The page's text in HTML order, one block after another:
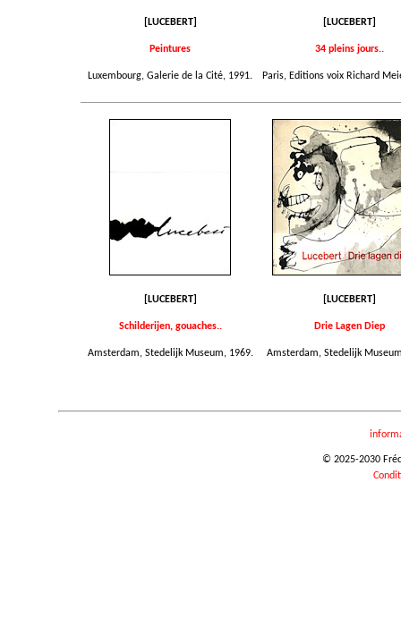
[LUCEBERT]
Peintures
Luxembourg, Galerie de la Cité, 1991.
[LUCEBERT]
34 pleins jours..
Paris, Editions voix Richard
[LUCEBERT]
Schilderijen, gouaches..
Amsterdam, Stedelijk Museum, 1969.
[LUCEBERT]
Drie Lagen Diep
Amsterdam, Stedelijk
© 2025-2030